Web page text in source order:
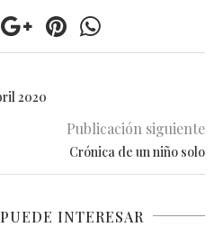
2020
Publicación siguiente
Crónica de un niño solo
INTERESAR